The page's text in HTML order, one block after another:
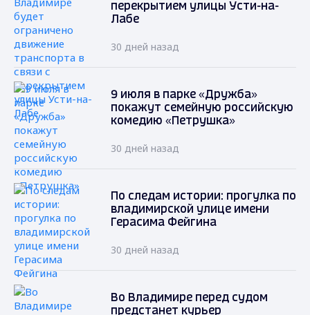
перекрытием улицы Усти-на-
Лабе
30 дней назад
9 июля в парке «Дружба»
покажут семейную российскую
комедию «Петрушка»
30 дней назад
По следам истории: прогулка по
владимирской улице имени
Герасима Фейгина
30 дней назад
Во Владимире перед судом
предстанет курьер